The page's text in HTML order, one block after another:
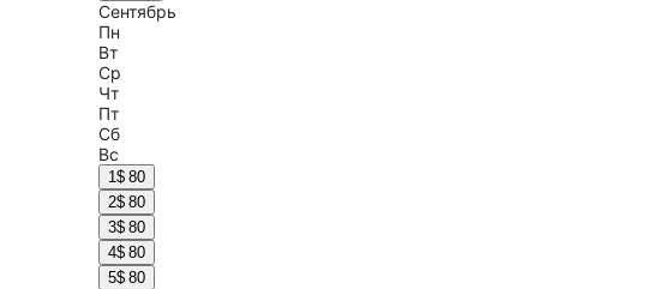
Сентябрь
Пн
Вт
Ср
Чт
Пт
Сб
Вс
1$ 80
2$ 80
3$ 80
4$ 80
5$ 80